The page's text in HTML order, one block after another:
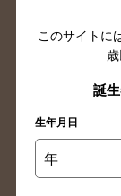
山口
島根
高知
長崎
このサイトに
誕
生年月日
年